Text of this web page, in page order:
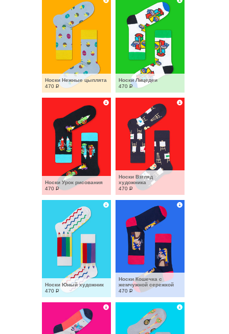
Носки Нежные цыплята
470 Р
Носки Лицедеи
470 Р
Носки Урок рисования
470 Р
Носки Взгляд
художника
470 Р
Носки Юный художник
470 Р
Носки Кошечка с
жемчужной сережкой
470 Р